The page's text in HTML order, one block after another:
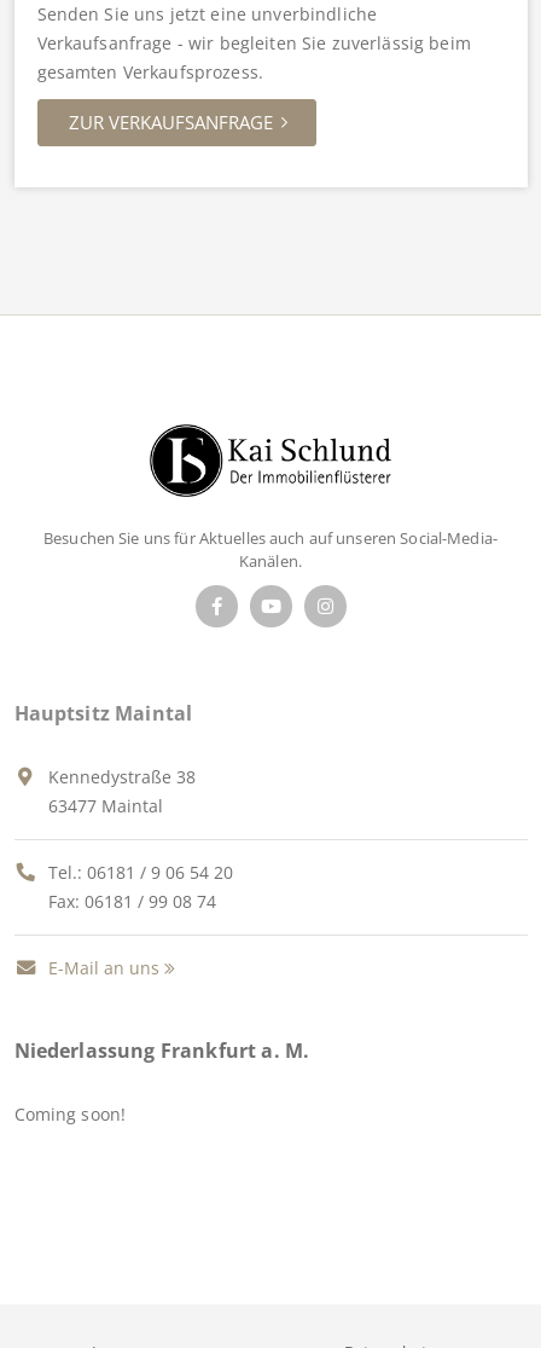
Senden Sie uns jetzt eine unverbindliche
Verkaufsanfrage - wir begleiten Sie zuverlässig beim
gesamten Verkaufsprozess.
ZUR VERKAUFSANFRAGE
Besuchen Sie uns für Aktuelles auch auf unseren Social-Media-
Kanälen.
Hauptsitz Maintal
Kennedystraße 38
63477 Maintal
Tel.: 06181 / 9 06 54 20
Fax: 06181 / 99 08 74
E-Mail an uns
Niederlassung Frankfurt a. M.
Coming soon!